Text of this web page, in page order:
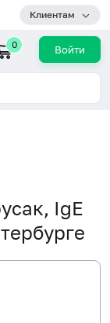
Клиентам
0 Войти
IgE